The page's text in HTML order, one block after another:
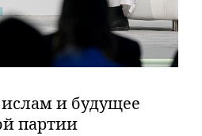
и будущее
партии